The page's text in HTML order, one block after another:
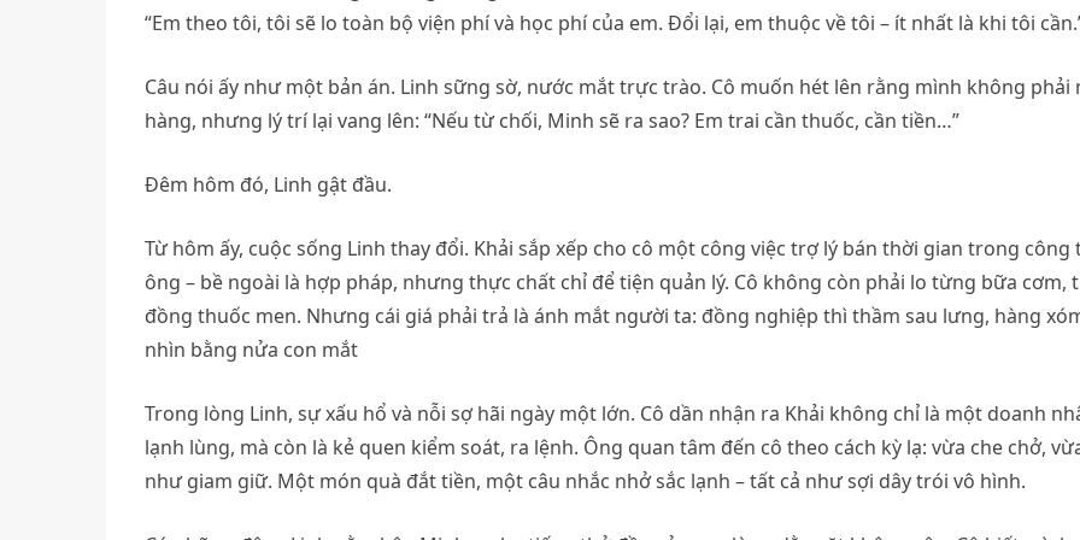
“Em theo tôi, tôi sẽ lo toàn bộ viện phí và học phí của em. Đổi lại, em thuộc về tôi – ít nhất là khi tôi
Câu nói ấy như một bản án. Linh sững sờ, nước mắt trực trào. Cô muốn hét lên rằng mình không phải
hàng, nhưng lý trí lại vang lên: “Nếu từ chối, Minh sẽ ra sao? Em trai cần thuốc, cần tiền…”
Đêm hôm đó, Linh gật đầu.
Từ hôm ấy, cuộc sống Linh thay đổi. Khải sắp xếp cho cô một công việc trợ lý bán thời gian trong công
ông – bề ngoài là hợp pháp, nhưng thực chất chỉ để tiện quản lý. Cô không còn phải lo từng bữa cơm,
đồng thuốc men. Nhưng cái giá phải trả là ánh mắt người ta: đồng nghiệp thì thầm sau lưng, hàng
nhìn bằng nửa con mắt
Trong lòng Linh, sự xấu hổ và nỗi sợ hãi ngày một lớn. Cô dần nhận ra Khải không chỉ là một doanh
lạnh lùng, mà còn là kẻ quen kiểm soát, ra lệnh. Ông quan tâm đến cô theo cách kỳ lạ: vừa che chở,
như giam giữ. Một món quà đắt tiền, một câu nhắc nhở sắc lạnh – tất cả như sợi dây trói vô hình.